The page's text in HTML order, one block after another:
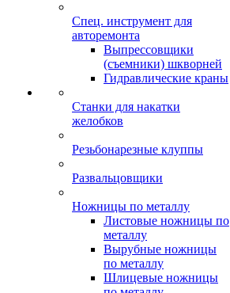
Спец. инструмент для
авторемонта
Выпрессовщики
(съемники) шкворней
Гидравлические краны
Станки для накатки
желобков
Резьбонарезные клуппы
Развальцовщики
Ножницы по металлу
Листовые ножницы по
металлу
Вырубные ножницы
по металлу
Шлицевые ножницы